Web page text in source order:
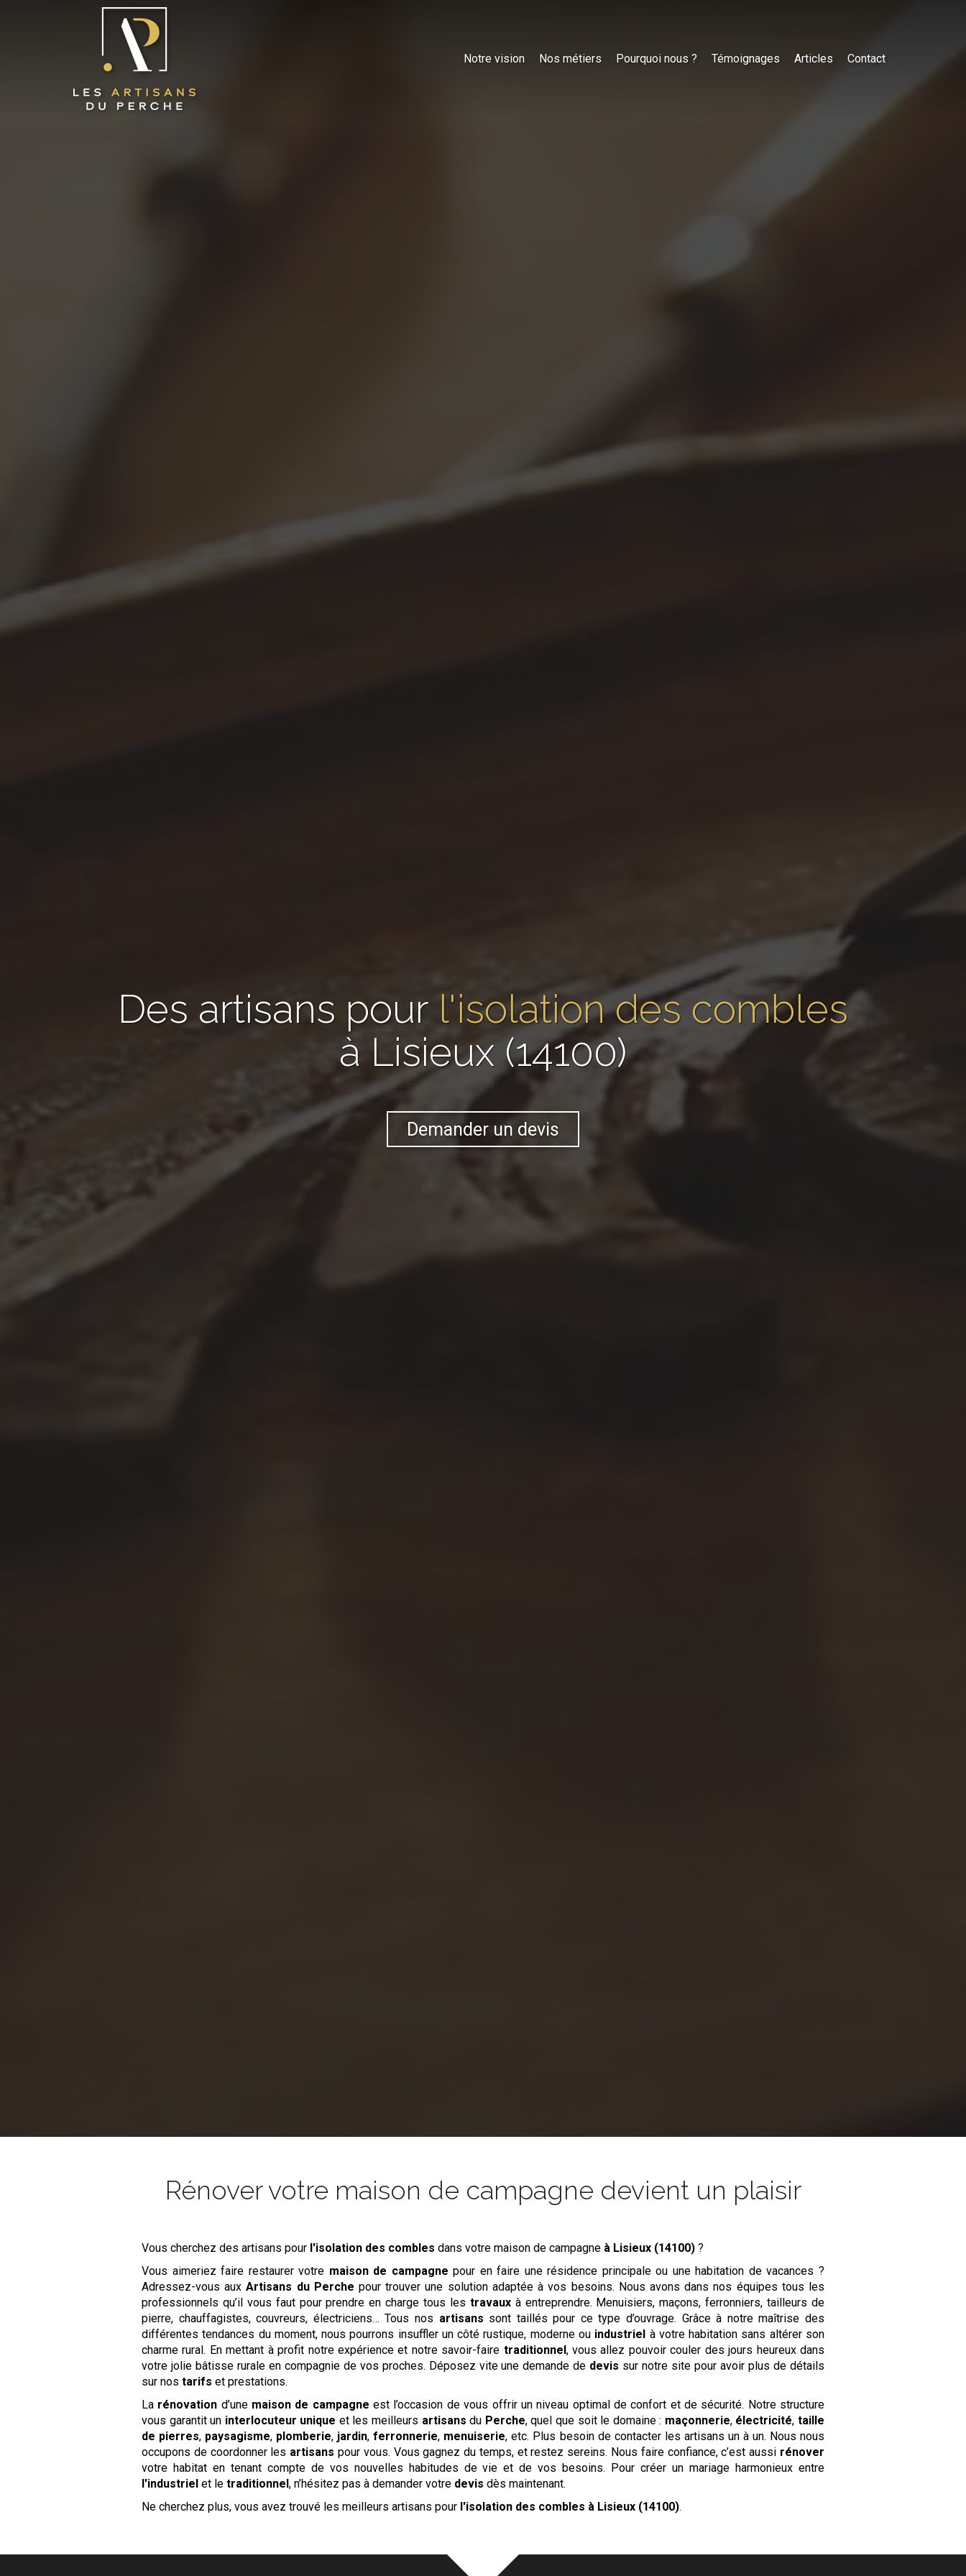
Notre vision Nos métiers Pourquoi nous ? Témoignages Articles Contact
Des artisans pour l'isolation des combles
à Lisieux (14100)
Demander un devis
Rénover votre maison de campagne devient un plaisir
Vous cherchez des artisans pour l'isolation des combles dans votre maison de campagne à Lisieux (14100) ?
Vous aimeriez faire restaurer votre maison de campagne pour en faire une résidence principale ou une habitation de vacances ?
Adressez-vous auxArtisans du Perche pour trouver une solution adaptée à vos besoins. Nous avons dans nos équipes tous les
professionnels qu’il vous faut pour prendre en charge tous les travauxà entreprendre. Menuisiers, maçons, ferronniers, tailleurs de
pierre, chauffagistes, couvreurs, électriciens… Tous nos artisans sont taillés pour ce type d’ouvrage. Grâce à notre maîtrise des
différentes tendances du moment, nous pourrons insuffler un côté rustique, moderne ou industriel à votre habitation sans altérer son
charme rural. En mettant à profit notre expérience et notre savoir-faire traditionnel, vous allez pouvoir couler des jours heureux dans
votre jolie bâtisse rurale en compagnie de vos proches. Déposez vite une demande de devis sur notre site pour avoir plus de détails
sur nostarifs et prestations.
La rénovation d’une maison de campagne est l’occasion de vous offrir un niveau optimal de confort et de sécurité. Notre structure
vous garantit un interlocuteur unique et les meilleurs artisans du Perche, quel que soit le domaine : maçonnerie, électricité, taille
de pierres, paysagisme, plomberie, jardin,ferronnerie, menuiserie, etc. Plus besoin de contacter les artisans un à un. Nous nous
occupons de coordonner les artisans pour vous. Vous gagnez du temps, et restez sereins. Nous faire confiance, c’est aussi rénover
votre habitat en tenant compte de vos nouvelles habitudes de vie et de vos besoins. Pour créer un mariage harmonieux entre
l'industriel et letraditionnel, n’hésitez pas à demander votre devis dès maintenant.
Ne cherchez plus, vous avez trouvé les meilleurs artisans pour l'isolation des combles à Lisieux (14100).